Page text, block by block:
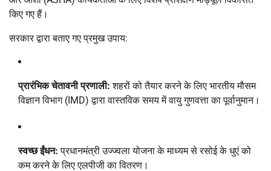
किए गए हैं।
सरकार द्वारा बताए गए प्रमुख उपाय:
प्रारंभिक चेतावनी प्रणाली: शहरों को तैयार करने के लिए भारतीय मौसम
विज्ञान विभाग (IMD) द्वारा वास्तविक समय में वायु गुणवत्ता का पूर्वानुमान।
स्वच्छ ईंधन: प्रधानमंत्री उज्ज्वला योजना के माध्यम से रसोई के धुएं को
कम करने के लिए एलपीजी का वितरण।